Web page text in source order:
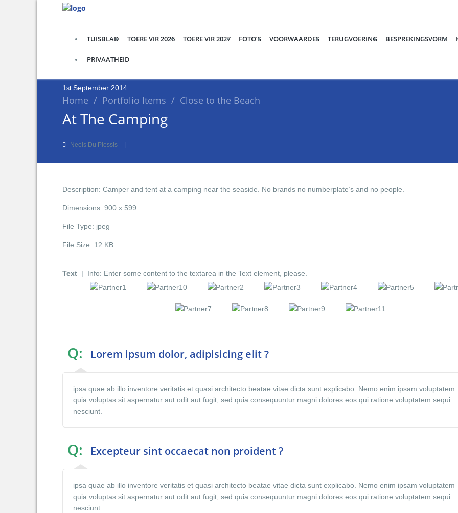
TUISBLAD TOERE VIR 2026 TOERE VIR 2027 FOTO’S VOORWAARDES TERUGVOERING BESPREKINGSVORM
PRIVAATHEID
1 st September 2014
Home / Portfolio Items / Close to the Beach
At The Camping
Neels Du Plessis
Description: Camper and tent at a camping near the seaside. No brands no numberplate’s and no people.
Dimensions: 900 x 599
File Type: jpeg
File Size: 12 KB
Text | Info: Enter some content to the textarea in the Text element, please.
Q: Lorem ipsum dolor, adipisicing elit ?
ipsa quae ab illo inventore veritatis et quasi architecto beatae vitae dicta sunt explicabo. Nemo enim ipsam voluptatem
quia voluptas sit aspernatur aut odit aut fugit, sed quia consequuntur magni dolores eos qui ratione voluptatem sequi
nesciunt.
Q: Excepteur sint occaecat non proident ?
ipsa quae ab illo inventore veritatis et quasi architecto beatae vitae dicta sunt explicabo. Nemo enim ipsam voluptatem
quia voluptas sit aspernatur aut odit aut fugit, sed quia consequuntur magni dolores eos qui ratione voluptatem sequi
nesciunt.